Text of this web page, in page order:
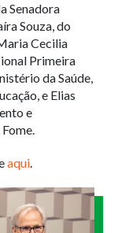
Senadora
Souza, do
Cecilia
Primeira
da Saúde,
e Elias
e
aqui.